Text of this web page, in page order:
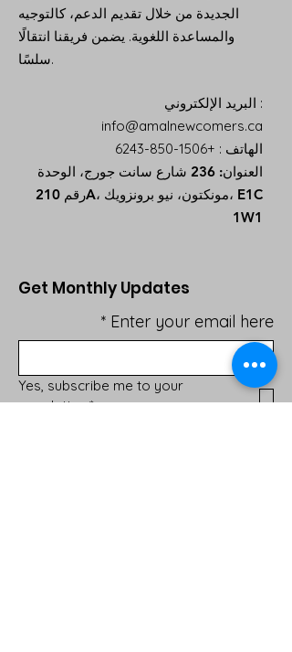
الجديدة من خلال تقديم الدعم، كالتوجيه
والمساعدة اللغوية. يضمن فريقنا انتقالًا
سلسًا.
البريد الإلكتروني :
info@amalnewcomers.ca
الهاتف :
+1506-850-6243
العنوان: 236 شارع سانت جورج، الوحدة
رقم 210A، مونكتون، نيو برونزويك، E1C
1W1
Get Monthly Updates
Enter your email here
*
Yes, subscribe me to your
newsletter. *